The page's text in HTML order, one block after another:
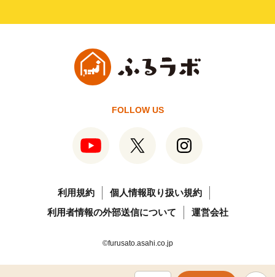
FOLLOW US
利用規約
個人情報取り扱い規約
利用者情報の外部送信について
運営会社
©furusato.asahi.co.jp